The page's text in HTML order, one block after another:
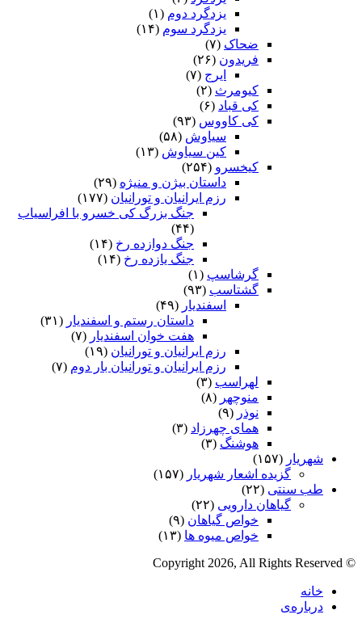
یزدگرد دوم (۱)
یزدگرد سوم (۱۴)
ضحاک (۷)
فریدون (۲۶)
ایرج (۷)
کیومرث (۲)
کی قباد (۶)
کی کاووس (۹۳)
سیاوش (۵۸)
کین سیاوش (۱۳)
کیخسرو (۲۵۴)
داستان بیژن و منیژه (۲۹)
رزم ایرانیان و تورانیان (۱۷۷)
جنگ بزرگ کی خسرو با افراسیاب
(۴۴)
جنگ دوازده رخ (۱۴)
جنگ یازده رخ (۱۴)
گرشاسپ (۱)
گشتاسب (۹۳)
اسفندیار (۴۹)
داستان رستم و اسفندیار (۳۱)
هفت خوان اسفندیار (۷)
رزم ایرانیان و تورانیان (۱۹)
رزم ایرانیان و تورانیان بار دوم (۷)
لهراسب (۳)
منوچهر (۸)
نوذر (۹)
هماى چهرزاد (۳)
هوشنگ (۳)
شهریار (۱۵۷)
گزیده اشعار شهریار (۱۵۷)
طب سنتی (۲۲)
گیاهان دارویی (۲۲)
خواص گیاهان (۹)
خواص میوه ها (۱۳)
© Copyright 2026, All Rights Reserved
خانه
درباره‌ی